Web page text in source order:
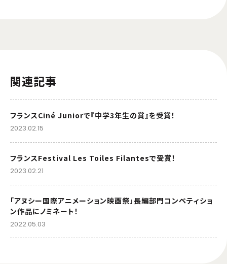
関連記事
フランスCiné Juniorで『中学3年生の賞』を受賞！
2023.02.15
フランスFestival Les Toiles Filantesで受賞！
2023.02.21
「アヌシー国際アニメーション映画祭」長編部門コンペティショ
ン作品にノミネート！
2022.05.03